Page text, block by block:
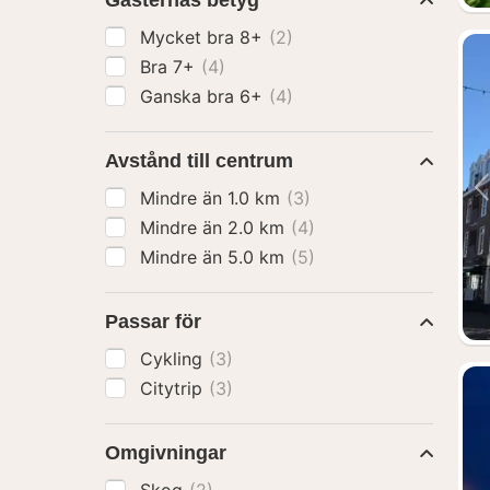
Mycket bra 8+ (2)
Bra 7+ (4)
Ganska bra 6+ (4)
Avstånd till centrum
Mindre än 1.0 km (3)
Mindre än 2.0 km (4)
Mindre än 5.0 km (5)
Passar för
Cykling (3)
Citytrip (3)
Omgivningar